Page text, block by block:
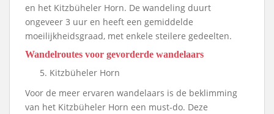
en het Kitzbüheler Horn. De wandeling duurt
ongeveer 3 uur en heeft een gemiddelde
moeilijkheidsgraad, met enkele steilere gedeelten.
Wandelroutes voor gevorderde wandelaars
Kitzbüheler Horn
Voor de meer ervaren wandelaars is de beklimming
van het Kitzbüheler Horn een must-do. Deze